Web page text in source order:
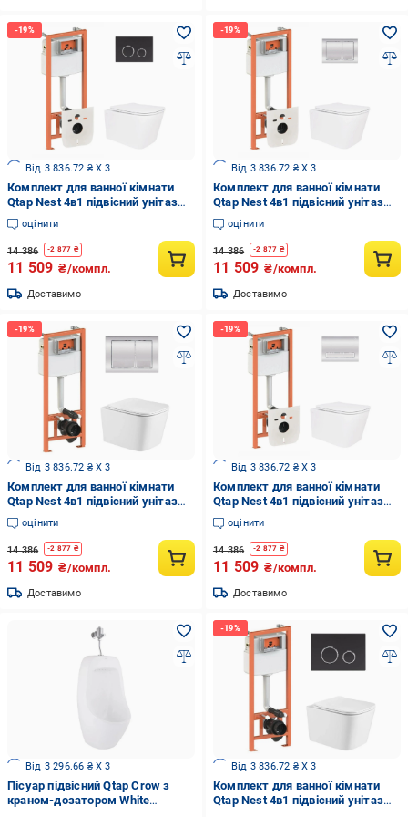
Від 3 836.72 ₴ X 3
Комплект для ванної кімнати
Qtap Nest 4в1 підвісний унітаз
Crow Ultra Quiet 520x360x290 мм
та інсталяція
QT05335172W48193 (66255)
оцінити
14 386 -2 877 ₴
11 509 ₴/компл.
Доставимо
Від 3 836.72 ₴ X 3
Комплект для ванної кімнати
Qtap Nest 4в1 підвісний унітаз
Crow Ultra Quiet 520x360x290 мм
та інсталяція
QT05335172W48187 (66251)
оцінити
14 386 -2 877 ₴
11 509 ₴/компл.
Доставимо
Від 3 836.72 ₴ X 3
Комплект для ванної кімнати
Qtap Nest 4в1 підвісний унітаз
Crow Ultra Quiet 490x360x290 мм
та інсталяція
QT05335171W45125 (66245)
оцінити
14 386 -2 877 ₴
11 509 ₴/компл.
Доставимо
Від 3 836.72 ₴ X 3
Комплект для ванної кімнати
Qtap Nest 4в1 підвісний унітаз
Crow Ultra Quiet 520x360x290 мм
та інсталяція
QT05335172W48199 (66257)
оцінити
14 386 -2 877 ₴
11 509 ₴/компл.
Доставимо
Від 3 296.66 ₴ X 3
Пісуар підвісний Qtap Crow з
краном-дозатором White
Від 3 836.72 ₴ X 3
Комплект для ванної кімнати
Qtap Nest 4в1 підвісний унітаз